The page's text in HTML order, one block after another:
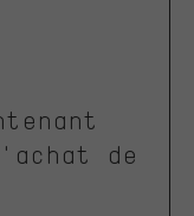
de